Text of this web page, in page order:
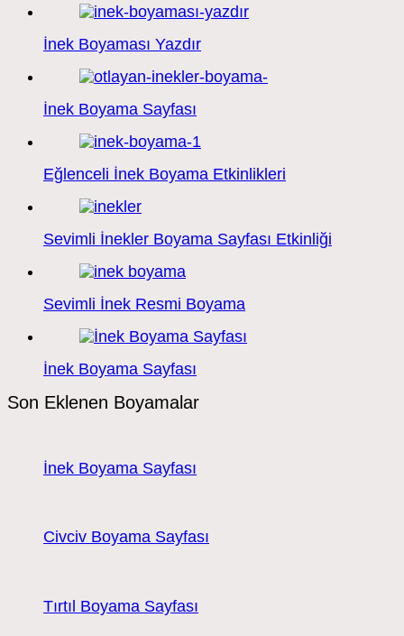
İnek Boyaması Yazdır
İnek Boyama Sayfası
Eğlenceli İnek Boyama Etkinlikleri
Sevimli İnekler Boyama Sayfası Etkinliği
Sevimli İnek Resmi Boyama
İnek Boyama Sayfası
Son Eklenen Boyamalar
İnek Boyama Sayfası
Civciv Boyama Sayfası
Tırtıl Boyama Sayfası